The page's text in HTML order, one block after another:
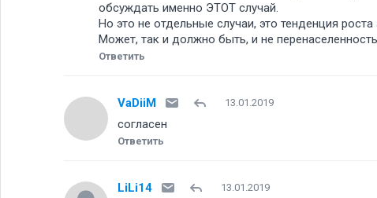
обсуждать именно ЭТОТ случай.
Но это не отдельные случаи, это тенденция
Может, так и должно быть, и не
Ответить
VaDiiM 13.01.2019
согласен
Ответить
LiLi14 13.01.2019